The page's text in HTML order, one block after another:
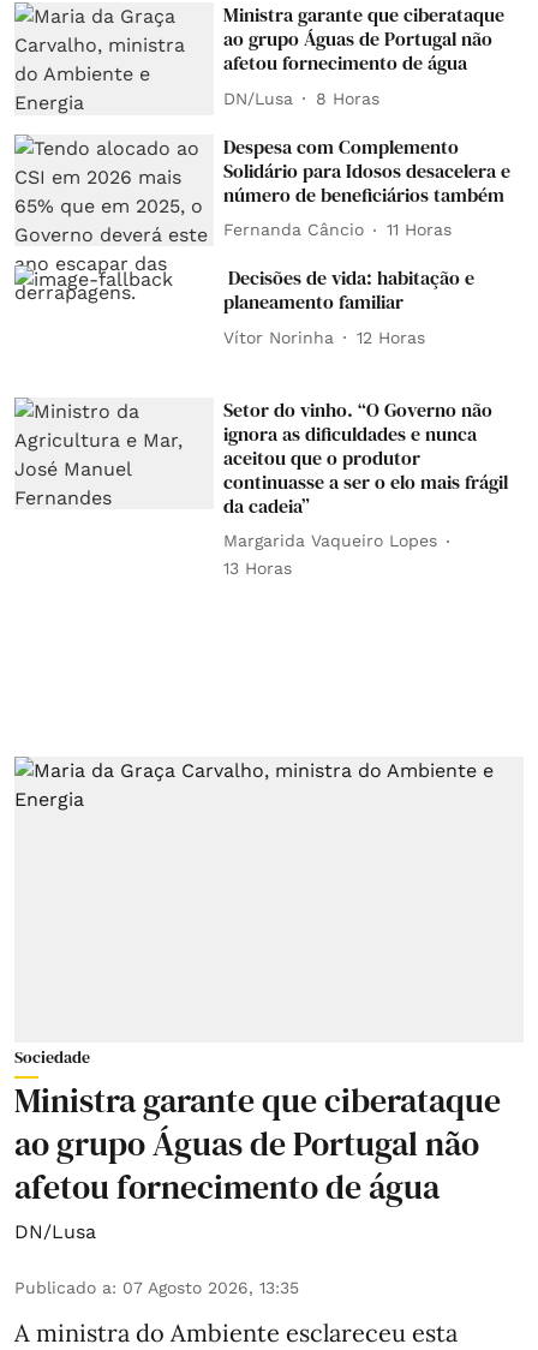
Ministra garante que ciberataque
ao grupo Águas de Portugal não
afetou fornecimento de água
DN/Lusa 8 Horas
Despesa com Complemento
Solidário para Idosos desacelera e
número de beneficiários também
Fernanda Câncio 11 Horas
Decisões de vida: habitação e
planeamento familiar
Vítor Norinha 12 Horas
Setor do vinho. “O Governo não
ignora as dificuldades e nunca
aceitou que o produtor
continuasse a ser o elo mais frágil
da cadeia”
Margarida Vaqueiro Lopes
13 Horas
Sociedade
Ministra garante que ciberataque
ao grupo Águas de Portugal não
afetou fornecimento de água
DN/Lusa
Publicado a: 07 Agosto 2026, 13:35
A ministra do Ambiente esclareceu esta